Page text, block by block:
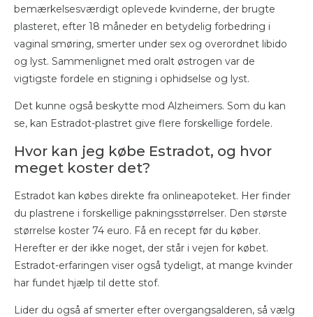
bemærkelsesværdigt oplevede kvinderne, der brugte
plasteret, efter 18 måneder en betydelig forbedring i
vaginal smøring, smerter under sex og overordnet libido
og lyst. Sammenlignet med oralt østrogen var de
vigtigste fordele en stigning i ophidselse og lyst.
Det kunne også beskytte mod Alzheimers. Som du kan
se, kan Estradot-plastret give flere forskellige fordele.
Hvor kan jeg købe Estradot, og hvor
meget koster det?
Estradot kan købes direkte fra onlineapoteket. Her finder
du plastrene i forskellige pakningsstørrelser. Den største
størrelse koster 74 euro. Få en recept før du køber.
Herefter er der ikke noget, der står i vejen for købet.
Estradot-erfaringen viser også tydeligt, at mange kvinder
har fundet hjælp til dette stof.
Lider du også af smerter efter overgangsalderen, så vælg